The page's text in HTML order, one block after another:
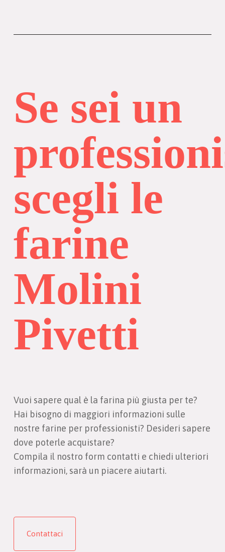
Se sei un
scegli le
farine
Molini
Pivetti
Vuoi sapere qual è la farina più giusta per te?
Hai bisogno di maggiori informazioni sulle
nostre farine per professionisti? Desideri sapere
dove poterle acquistare?
Compila il nostro form contatti e chiedi ulteriori
informazioni, sarà un piacere aiutarti.
Contattaci